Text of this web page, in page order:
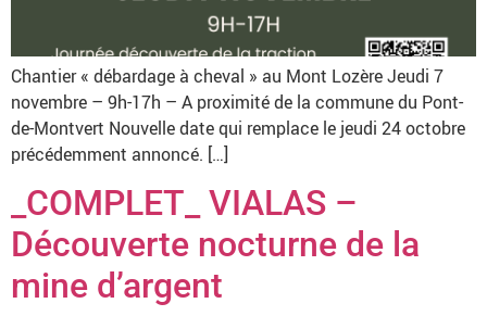
Chantier « débardage à cheval » au Mont Lozère Jeudi 7
novembre – 9h-17h – A proximité de la commune du Pont-
de-Montvert Nouvelle date qui remplace le jeudi 24 octobre
précédemment annoncé. […]
_COMPLET_ VIALAS –
Découverte nocturne de la
mine d’argent